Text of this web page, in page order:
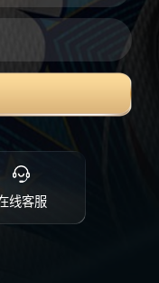
线客服